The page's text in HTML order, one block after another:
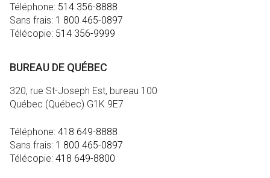
Téléphone: 514 356-8888
Sans frais: 1 800 465-0897
Télécopie: 514 356-9999
BUREAU DE QUÉBEC
320, rue St-Joseph Est, bureau 100
Québec (Québec) G1K 9E7
Téléphone: 418 649-8888
Sans frais: 1 800 465-0897
Télécopie: 418 649-8800